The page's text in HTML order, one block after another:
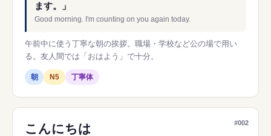
ます。」
Good morning. I'm counting on you again today.
午前中に使う丁寧な朝の挨拶。職場・学校など公の場で用い
る。友人間では「おはよう」で十分。
朝 N5 丁寧体
#002
こんにちは